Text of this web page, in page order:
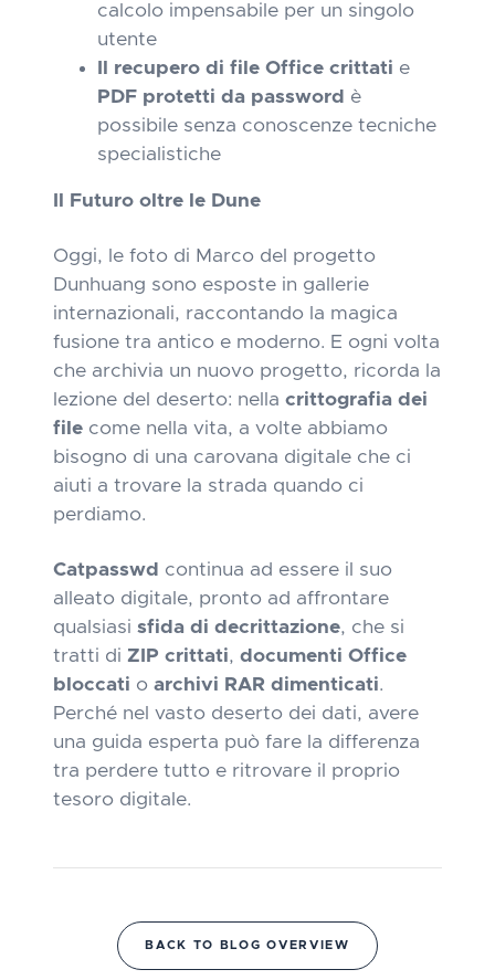
calcolo impensabile per un singolo
utente
Il recupero di file Office crittati e
PDF protetti da password è
possibile senza conoscenze tecniche
specialistiche
Il Futuro oltre le Dune
Oggi, le foto di Marco del progetto
Dunhuang sono esposte in gallerie
internazionali, raccontando la magica
fusione tra antico e moderno. E ogni volta
che archivia un nuovo progetto, ricorda la
lezione del deserto: nella crittografia dei
file come nella vita, a volte abbiamo
bisogno di una carovana digitale che ci
aiuti a trovare la strada quando ci
perdiamo.
Catpasswd continua ad essere il suo
alleato digitale, pronto ad affrontare
qualsiasi sfida di decrittazione, che si
tratti di ZIP crittati, documenti Office
bloccati o archivi RAR dimenticati.
Perché nel vasto deserto dei dati, avere
una guida esperta può fare la differenza
tra perdere tutto e ritrovare il proprio
tesoro digitale.
BACK TO BLOG OVERVIEW